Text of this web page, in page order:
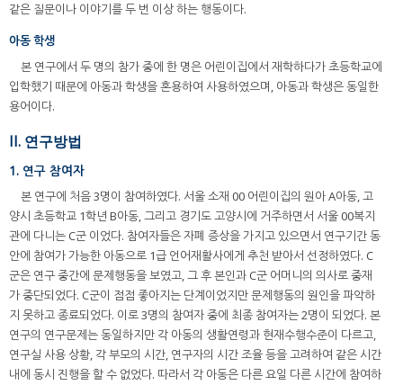
같은 질문이나 이야기를 두 번 이상 하는 행동이다.
아동 학생
본 연구에서 두 명의 참가 중에 한 명은 어린이집에서 재학하다가 초등학교에
입학했기 때문에 아동과 학생을 혼용하여 사용하였으며, 아동과 학생은 동일한
용어이다.
II. 연구방법
1. 연구 참여자
본 연구에 처음 3명이 참여하였다. 서울 소재 00 어린이집의 원아 A아동, 고
양시 초등학교 1학년 B아동, 그리고 경기도 고양시에 거주하면서 서울 00복지
관에 다니는 C군 이었다. 참여자들은 자폐 증상을 가지고 있으면서 연구기간 동
안에 참여가 가능한 아동으로 1급 언어재활사에게 추천 받아서 선정하였다. C
군은 연구 중간에 문제행동을 보였고, 그 후 본인과 C군 어머니의 의사로 중재
가 중단되었다. C군이 점점 좋아지는 단계이었지만 문제행동의 원인을 파악하
지 못하고 종료되었다. 이로 3명의 참여자 중에 최종 참여자는 2명이 되었다. 본
연구의 연구문제는 동일하지만 각 아동의 생활연령과 현재수행수준이 다르고,
연구실 사용 상황, 각 부모의 시간, 연구자의 시간 조율 등을 고려하여 같은 시간
내에 동시 진행을 할 수 없었다. 따라서 각 아동은 다른 요일 다른 시간에 참여하